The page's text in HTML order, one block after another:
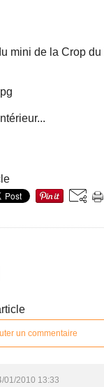
mini de la Crop
un commentaire
01/2010 13:33